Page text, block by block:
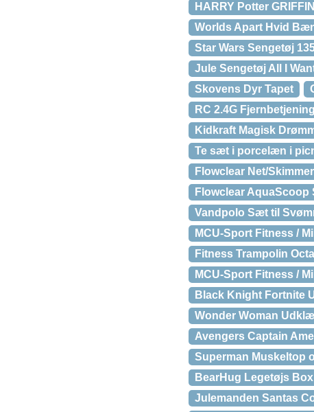
HARRY Potter
Worlds Apart Hvid
Star Wars Sengetøj
Jule Sengetøj All I
Skovens Dyr Tapet
RC 2.4G
Kidkraft Magisk
Te sæt i porcelæn i
Flowclear Net/
Flowclear AquaScoop
Vandpolo Sæt til
MCU-Sport Fitness /
Fitness Trampolin
MCU-Sport Fitness /
Black Knight Fortnite
Wonder Woman
Avengers Captain
Superman Muskeltop
BearHug Legetøjs Box
Julemanden Santas